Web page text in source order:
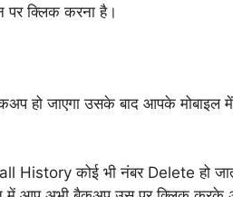
क्लिक करना है।
हो जाएगा उसके बाद आपके मोबाइल
History कोई भी नंबर Delete हो